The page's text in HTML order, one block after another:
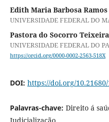
Edith Maria Barbosa Ramos
UNIVERSIDADE FEDERAL DO
Pastora do Socorro
UNIVERSIDADE FEDERAL DO
https://orcid.org/0000-0002-2563-518X
DOI: https://doi.org/
Palavras-chave: Direito á